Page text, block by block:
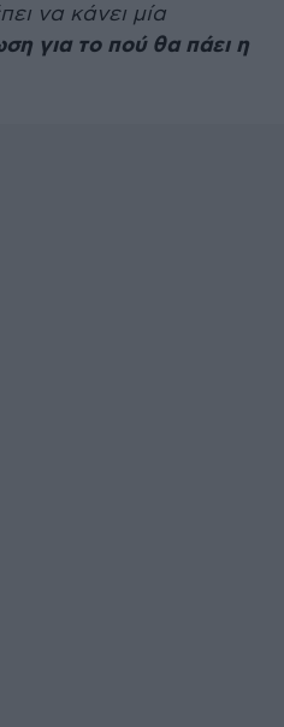
να κάνει μία
για το πού θα πάει η